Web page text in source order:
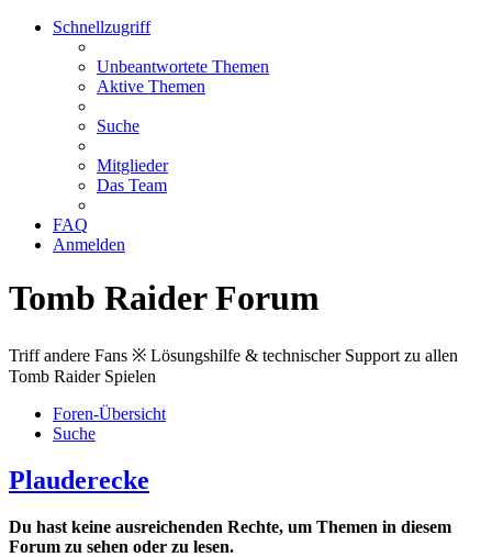
Schnellzugriff
Unbeantwortete Themen
Aktive Themen
Suche
Mitglieder
Das Team
FAQ
Anmelden
Tomb Raider Forum
Triff andere Fans ※ Lösungshilfe & technischer Support zu allen
Tomb Raider Spielen
Foren-Übersicht
Suche
Plauderecke
Du hast keine ausreichenden Rechte, um Themen in diesem
Forum zu sehen oder zu lesen.